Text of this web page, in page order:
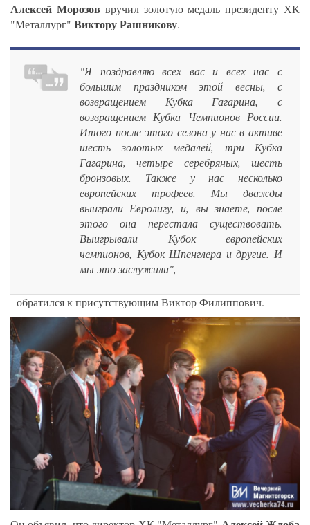
Алексей Морозов вручил золотую медаль президенту ХК
"Металлург" Виктору Рашникову.
"Я поздравляю всех вас и всех нас с
большим праздником этой весны, с
возвращением Кубка Гагарина, с
возвращением Кубка Чемпионов России.
Итого после этого сезона у нас в активе
шесть золотых медалей, три Кубка
Гагарина, четыре серебряных, шесть
бронзовых. Также у нас несколько
европейских трофеев. Мы дважды
выиграли Евролигу, и, вы знаете, после
этого она перестала существовать.
Выигрывали Кубок европейских
чемпионов, Кубок Шпенглера и другие. И
мы это заслужили",
- обратился к присутствующим Виктор Филиппович.